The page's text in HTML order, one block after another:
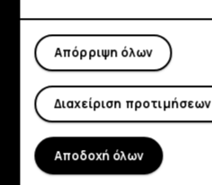
Πληροφορίες
Planet and people
Υποστήριξη
FacebookInstagram
TiktokYoutube
Απόρριψη όλων
Διαχείριση προτιμήσεων
Αποδοχή όλων